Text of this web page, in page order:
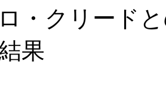
・クリード
果